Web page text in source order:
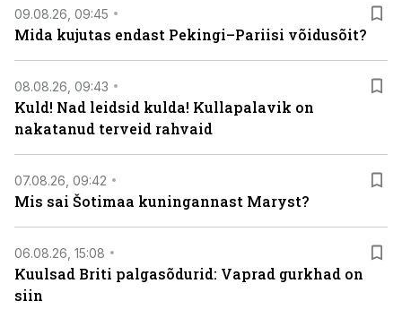
09.08.26, 09:45
Mida kujutas endast Pekingi–Pariisi võidusõit?
08.08.26, 09:43
Kuld! Nad leidsid kulda! Kullapalavik on
nakatanud terveid rahvaid
07.08.26, 09:42
Mis sai Šotimaa kuningannast Maryst?
06.08.26, 15:08
Kuulsad Briti palgasõdurid: Vaprad gurkhad on
siin